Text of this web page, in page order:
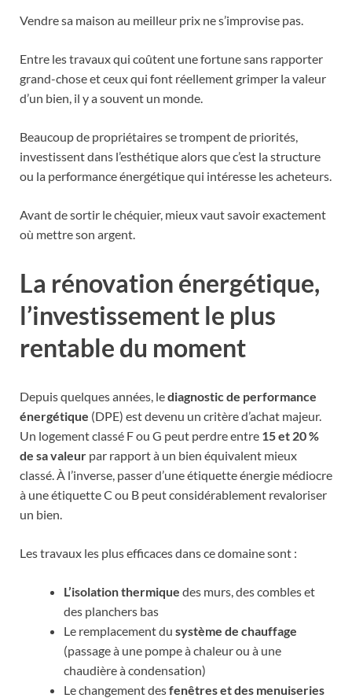
Vendre sa maison au meilleur prix ne s’improvise pas.
Entre les travaux qui coûtent une fortune sans rapporter
grand-chose et ceux qui font réellement grimper la valeur
d’un bien, il y a souvent un monde.
Beaucoup de propriétaires se trompent de priorités,
investissent dans l’esthétique alors que c’est la structure
ou la performance énergétique qui intéresse les acheteurs.
Avant de sortir le chéquier, mieux vaut savoir exactement
où mettre son argent.
La rénovation énergétique,
l’investissement le plus
rentable du moment
Depuis quelques années, lediagnostic de performance
énergétique (DPE) est devenu un critère d’achat majeur.
Un logement classé F ou G peut perdre entre 15 et 20 %
de sa valeur par rapport à un bien équivalent mieux
classé. À l’inverse, passer d’une étiquette énergie médiocre
à une étiquette C ou B peut considérablement revaloriser
un bien.
Les travaux les plus efficaces dans ce domaine sont :
L’isolation thermique des murs, des combles et
des planchers bas
Le remplacement du système de chauffage
(passage à une pompe à chaleur ou à une
chaudière à condensation)
Le changement desfenêtres et des menuiseries